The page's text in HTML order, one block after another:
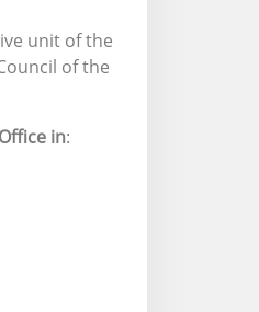
unit of the
of the
in: